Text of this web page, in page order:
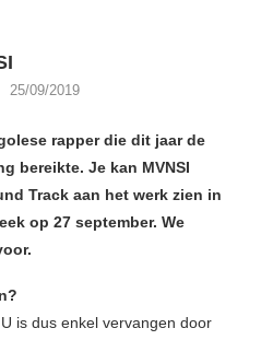
25/09/2019
rapper die dit jaar de
bereikte. Je kan MVNSI
Track aan het werk zien in
op 27 september. We
is dus enkel vervangen door